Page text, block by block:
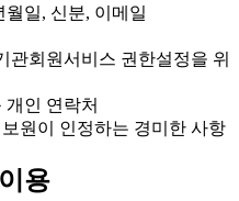
일, 신분, 이메일
회원서비스 권한설정을 위
인 연락처
원이 인정하는 경미한 사항
용